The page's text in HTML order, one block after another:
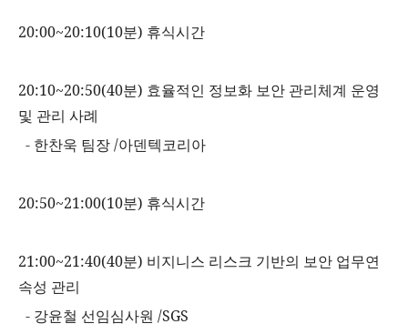
20:00~20:10(10분) 휴식시간
20:10~20:50(40분) 효율적인 정보화 보안 관리체계 운영
및 관리 사례
- 한찬욱 팀장/아덴텍코리아
20:50~21:00(10분) 휴식시간
21:00~21:40(40분) 비지니스 리스크 기반의 보안 업무연
속성 관리
- 강윤철 선임심사원 /SGS